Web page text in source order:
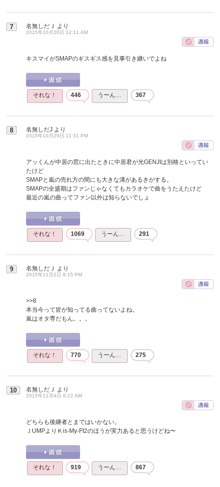
7 名無しだＪ より
2015年10月26日 12:11 AM
キスマイがSMAPのギスギス感を見事引き継いでよね
それな！ 446 うーん… 367
8 名無しだJ より
2015年10月29日 11:31 PM
アッくんが中居の窓に出たときに中居君が光GENJIは別格といってい
たけど
SMAPと嵐の売れ方の間にも大きな溝があるきがする。
SMAPの全盛期はファンじゃなくてもカラオケで曲をうたえたけど
最近の嵐の曲ってファン以外は知らないでしょ
それな！ 1069 うーん… 291
9 名無しだＪ より
2015年11月2日 8:15 PM
>>8
本当今って皆が知ってる曲ってないよね。
嵐はオタ専だもん。。。
それな！ 770 うーん… 275
10 名無しだＪ より
2015年11月4日 9:22 AM
どちらも後継者とまではいかない。
ＪUMPよりＫis-My-Ft2のほうが実力あると思うけどね〜
それな！ 919 うーん… 867